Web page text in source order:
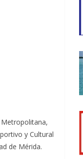
y Cultural
de Mérida.